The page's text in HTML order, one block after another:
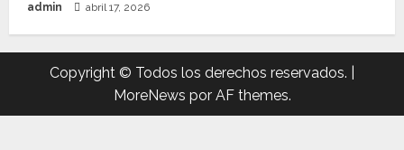
admin abril 17, 2026
Copyright © Todos los derechos reservados.
MoreNews por AF themes.